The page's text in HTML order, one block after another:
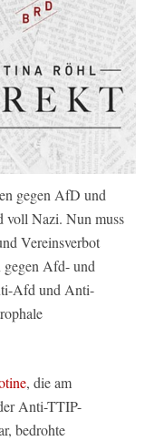
gegen AfD und
voll Nazi. Nun muss
Vereinsverbot
gegen Afd- und
Afd und Anti-
, die am
Anti-TTIP-
bedrohte